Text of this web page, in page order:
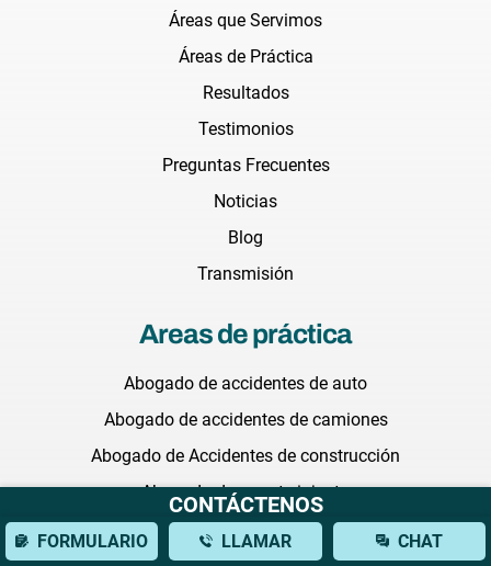
Áreas que Servimos
Áreas de Práctica
Resultados
Testimonios
Preguntas Frecuentes
Noticias
Blog
Transmisión
Areas de práctica
Abogado de accidentes de auto
Abogado de accidentes de camiones
Abogado de Accidentes de construcción
Abogada de muerte injusta
Abogada de negligencia medica
CONTÁCTENOS
FORMULARIO LLAMAR CHAT